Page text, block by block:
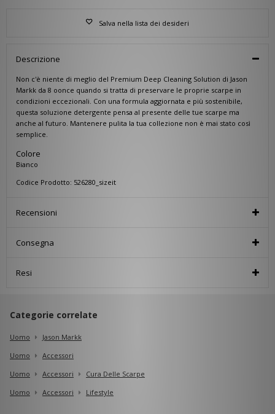
Salva nella lista dei desideri
Descrizione
Non c'è niente di meglio del Premium Deep Cleaning Solution di Jason
Markk da 8 oonce quando si tratta di preservare le proprie scarpe in
condizioni eccezionali. Con una formula aggiornata e più sostenibile,
questa soluzione detergente pensa al presente delle tue scarpe ma
anche al futuro. Mantenere pulita la tua collezione non è mai stato così
semplice.
Colore
Bianco
Codice Prodotto: 526280_sizeit
Recensioni
Consegna
Resi
Categorie correlate
Uomo
Jason Markk
Uomo
Accessori
Uomo
Accessori
Cura Delle Scarpe
Uomo
Accessori Lifestyle